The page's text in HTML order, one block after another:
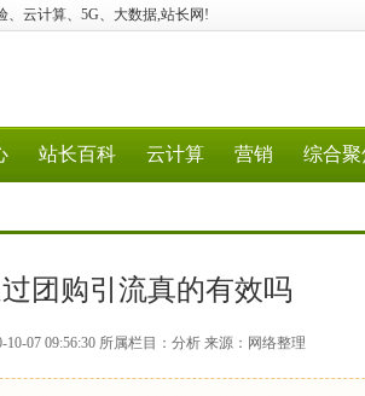
、云计算、5G、大数据,站长网!
站长百科 云计算 营销 综合聚
团购引流真的有效吗
10-07 09:56:30 所属栏目：分析 来源：网络整理